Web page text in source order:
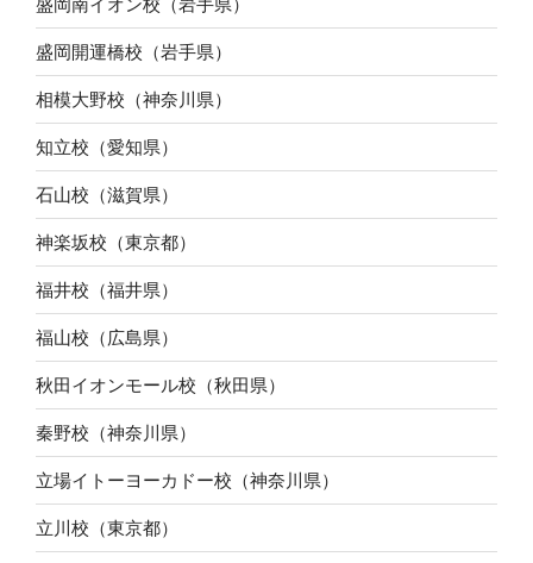
盛岡開運橋校（岩手県）
相模大野校（神奈川県）
知立校（愛知県）
石山校（滋賀県）
神楽坂校（東京都）
福井校（福井県）
福山校（広島県）
秋田イオンモール校（秋田県）
秦野校（神奈川県）
立場イトーヨーカドー校（神奈川県）
立川校（東京都）